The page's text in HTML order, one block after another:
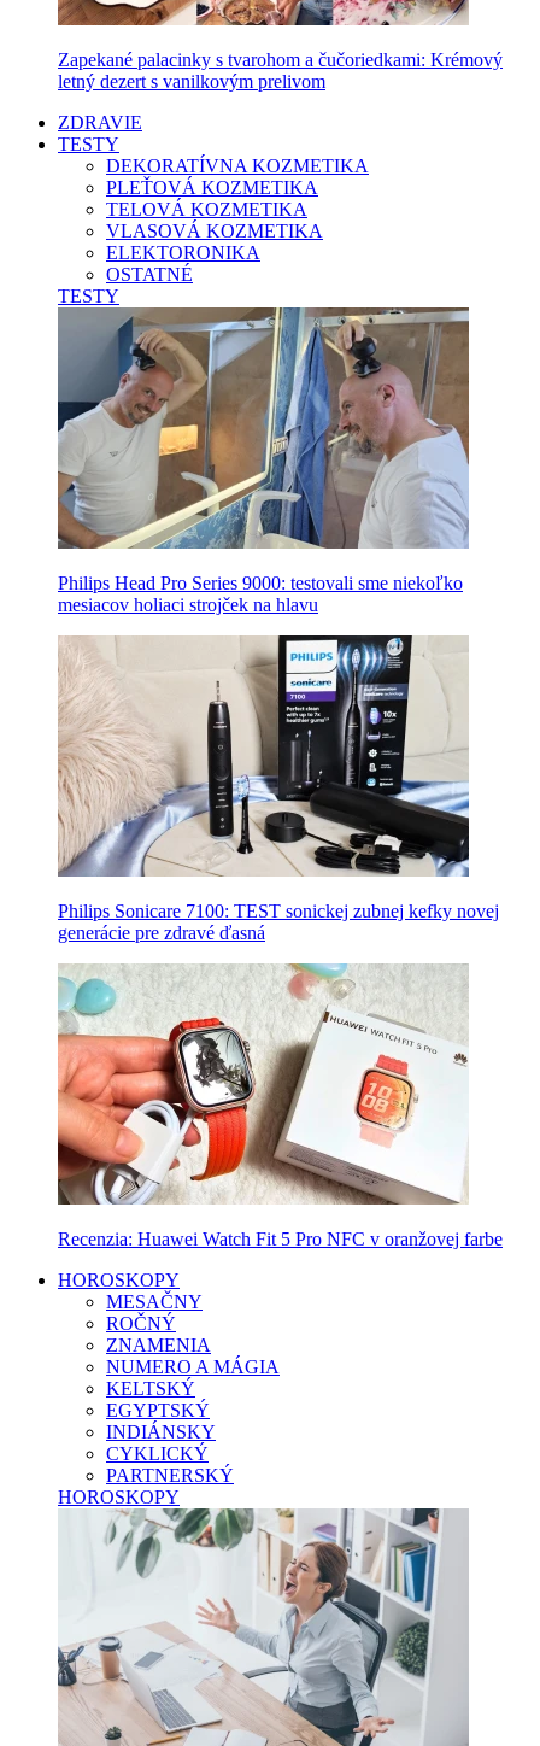
Zapekané palacinky s tvarohom a čučoriedkami: Krémový
letný dezert s vanilkovým prelivom
ZDRAVIE
TESTY
DEKORATÍVNA KOZMETIKA
PLEŤOVÁ KOZMETIKA
TELOVÁ KOZMETIKA
VLASOVÁ KOZMETIKA
ELEKTORONIKA
OSTATNÉ
TESTY
Philips Head Pro Series 9000: testovali sme niekoľko
mesiacov holiaci strojček na hlavu
Philips Sonicare 7100: TEST sonickej zubnej kefky novej
generácie pre zdravé ďasná
Recenzia: Huawei Watch Fit 5 Pro NFC v oranžovej farbe
HOROSKOPY
MESAČNY
ROČNÝ
ZNAMENIA
NUMERO A MÁGIA
KELTSKÝ
EGYPTSKÝ
INDIÁNSKY
CYKLICKÝ
PARTNERSKÝ
HOROSKOPY